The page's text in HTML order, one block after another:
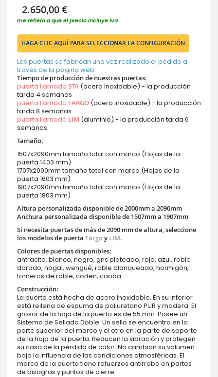
2.650,00 €
me refiero a que el precio incluye iva
HAGA CLIC AQUÍ PARA SELECCIONAR LA CONFIGURACIÓN
Las puertas se fabrican una vez realizado el pedido a
través de la página web.
Tiempo de producción de nuestras puertas:
puerta llamada STA (acero Inoxidable) - la producción
tarda 4 semanas
puerta llamada FARGO (acero Inoxidable) - la producción
tarda 8 semanas
puerta llamada LIM (aluminio) - la producción tarda 6
semanas
Tamaño:
1507x2090mm tamaño total con marco (Hojas de la
puerta 1403 mm)
1707x2090mm tamaño total con marco (Hojas de la
puerta 1603 mm)
1907x2090mm tamaño total con marco (Hojas de la
puerta 1803 mm)
Altura personalizada disponible de 2000mm a 2090mm
Anchura personalizada disponible de 1507mm a 1907mm
Si necesita puertas de más de 2090 mm de altura, seleccione
los modelos de puerta Fargoy LIM.
Colores de puertas disponibles:
antracita, blanco, negro, gris plateado, rojo, azul, roble
dorado, nogal, wengué, roble blanqueado, hormigón,
torneros de roble, corten, caoba
Construcción:
La puerta está hecha de acero inoxidable. En su interior
está rellena de espuma de poliuretano PUR y madera. El
grosor de la hoja de la puerta es de 55 mm. Posee un
Sistema de Sellado Doble: Un sello se encuentra en la
parte superior del marco y el otro en la parte de soporte
de la hoja de la puerta. Reducen la vibración y protegen
su casa de la pérdida de calor. No cambian su volumen
bajo la influencia de las condiciones atmosféricas. El
marco de la puerta tiene refuerzos antirrobo en partes
de bisagras y puntos de cierre.